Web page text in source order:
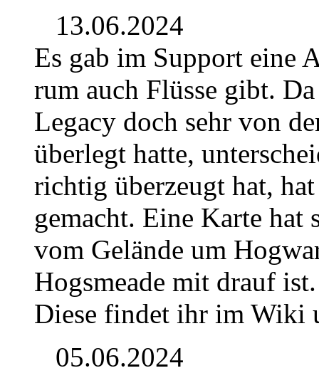
13.06.2024
Es gab im Support eine
rum auch Flüsse gibt.
Legacy doch sehr von
überlegt hatte,
richtig überzeugt hat,
gemacht. Eine Karte hat
vom Gelände um
Hogsmeade mit drauf
Diese findet ihr im Wiki
05.06.2024